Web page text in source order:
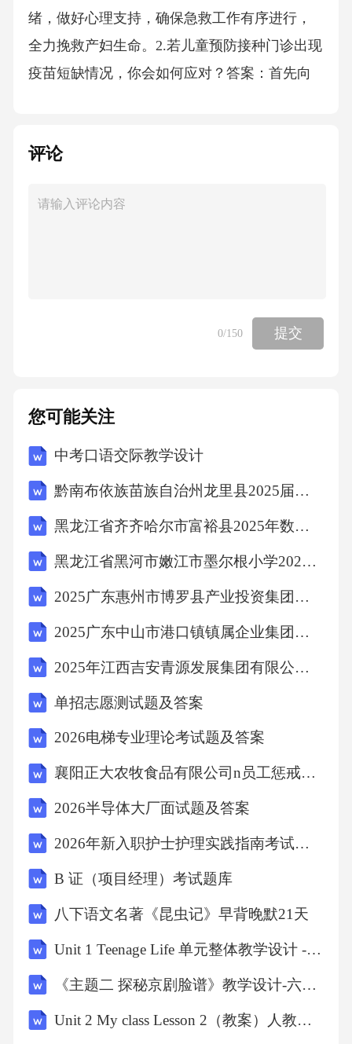
绪，做好心理支持，确保急救工作有序进行，
全力挽救产妇生命。2.若儿童预防接种门诊出现
疫苗短缺情况，你会如何应对？答案：首先向
前来接种的儿童及家长做好解释工作，说明情
安排优先接种人群，如急需接种的特殊儿童。
理？答案：马上通过对讲机联系电梯维修人
员，了解故障情况和预计修复时间。安抚电梯
外部通话装置与他们保持沟通，了解身体状
设备前往现场待命，以防万一。待电梯修复
后，协助医护人员做好后续检查和安抚工作。4.
遇到一位新生儿窒息，你会按照怎样的流程进
行急救？答案：立即将新生儿置于辐射保暖台
上，摆好体位，清理呼吸道，用吸痰管吸净
口、鼻、咽部分泌物。擦干身体，给予触觉刺
激，如轻拍足底等。同时进行正压通气，频率
心率小于60次/分钟，进行胸外按压，按压频率1
00-120次/分钟，深度约胸廓前后径的1/3。持续
急救并呼叫上级支援，直至新生儿恢复自主呼
吸和心率。四、计划组织协调题1.请策划一次针
对社区妇女的乳腺癌筛查活动。答案：活动前
与社区沟通确定时间地点，通过社区公告、微
信群等宣传活动内容。准备筛查设备和专业医
护人员。活动中有序引导妇女登记、检查，包
录并安排进一步检查。活动后整理数据，为每
位妇女建立健康档案。开展健康讲座，普及乳
腺癌防治知识，提高妇女健康意识。2.如何组织
一场妇幼保健知识竞赛活动？答案：成立筹备
评论
0/150 提交
您可能关注
中考口语交际教学设计
黔南布依族苗族自治州龙里县2025届三下数学期末教学质量检测模拟试题含解析
黑龙江省齐齐哈尔市富裕县2025年数学三年级第二学期期末统考模拟试题（含解析）
黑龙江省黑河市嫩江市墨尔根小学2025年数学三年级下学期期中预测试题含答案
2025广东惠州市博罗县产业投资集团有限公司下属子公司招聘工作人员笔试及工作安排笔试历年典型考点题库附带答案详解
2025广东中山市港口镇镇属企业集团招聘员工拟聘人员笔试历年常考点试题专练附带答案详解
2025年江西吉安青源发展集团有限公司及下属子公司招聘22人笔试历年典型考点题库附带答案详解
单招志愿测试题及答案
2026电梯专业理论考试题及答案
襄阳正大农牧食品有限公司n员工惩戒管理规定（2026套改）考试试卷
2026半导体大厂面试题及答案
2026年新入职护士护理实践指南考试试题
B 证（项目经理）考试题库
八下语文名著《昆虫记》早背晚默21天
Unit 1 Teenage Life 单元整体教学设计 -高中英语人教版（2019）必修第一册
《主题二 探秘京剧脸谱》教学设计-六年级下册综合实践活动辽师大版
Unit 2 My class Lesson 2（教案）人教精通版（2024）英语三年级下册